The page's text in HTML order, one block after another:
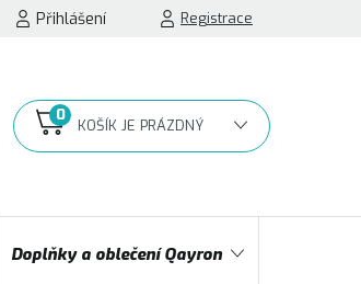
Přihlášení Registrace
NÁKUPNÍ
Doplňky a oblečení Qayron